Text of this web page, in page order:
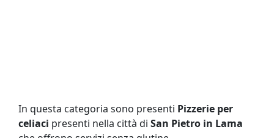
In questa categoria sono presenti Pizzerie per
celiaci presenti nella città di San Pietro in Lama